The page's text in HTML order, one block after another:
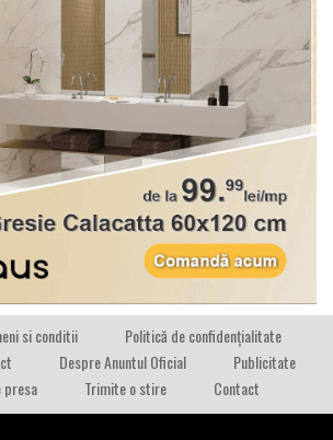
si conditii
Politică de confidențialitate
Despre Anuntul Oficial
Publicitate
presa
Trimite o stire Contact